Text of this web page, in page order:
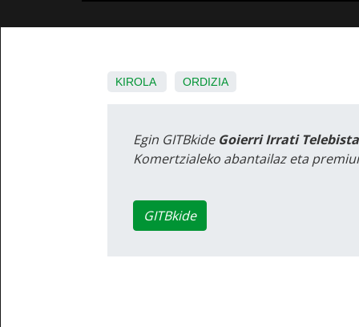
KIROLA ORDIZIA
Egin GITBkide Goierri Irrati
Komertzialeko abantailaz eta
GITBkide